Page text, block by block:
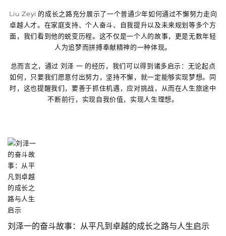
Liu Zeyi 的成长之路充分展示了一个普通少年如何通过不懈努力走向
卓越人才。在家庭支持、个人奋斗、自我提升以及未来规划等多个方
面，我们看到他的蜕变历程。这不仅是一个人的故事，更是无数年轻
人为追梦而拼搏奉献精神的一种体现。
总而言之，通过 刘泽 一 的经历，我们可以得到诸多启示：无论起点
如何，只要我们愿意付出努力，坚持不懈，就一定能够实现梦想。同
时，这也提醒我们，要善于抓住机遇，应对挑战，从而在人生旅途中
不断前行，实现自我价值，实现人生理想。
刘泽一的奋斗故事：从平凡到卓越的成长之路与人生启示